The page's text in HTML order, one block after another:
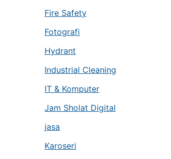
Fire Safety
Fotografi
Hydrant
Industrial Cleaning
IT & Komputer
Jam Sholat Digital
jasa
Karoseri